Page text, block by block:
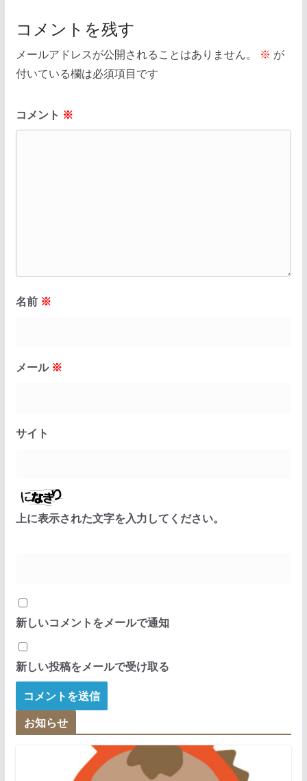
コメントを残す
メールアドレスが公開されることはありません。 ※ が
付いている欄は必須項目です
コメント ※
名前 ※
メール ※
サイト
上に表示された文字を入力してください。
新しいコメントをメールで通知
新しい投稿をメールで受け取る
お知らせ